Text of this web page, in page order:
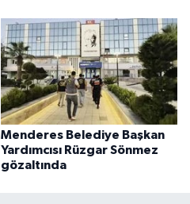
Menderes Belediye Başkan
Yardımcısı Rüzgar Sönmez
gözaltında